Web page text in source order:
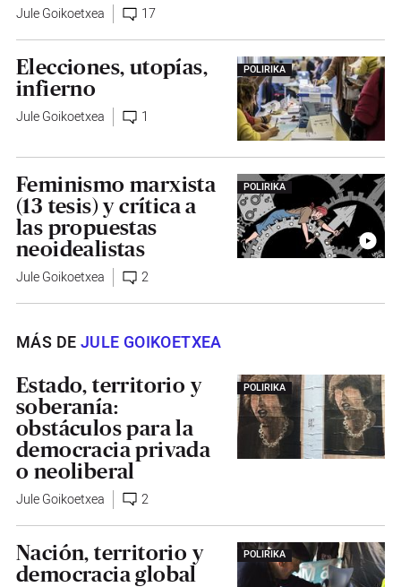
Jule Goikoetxea 17
POLIRIKA
Elecciones, utopías,
infierno
Jule Goikoetxea 1
POLIRIKA
Feminismo marxista
(13 tesis) y crítica a
las propuestas
neoidealistas
Jule Goikoetxea 2
MÁS DEJULE GOIKOETXEA
POLIRIKA
Estado, territorio y
soberanía:
obstáculos para la
democracia privada
o neoliberal
Jule Goikoetxea 2
POLIRIKA
Nación, territorio y
democracia global